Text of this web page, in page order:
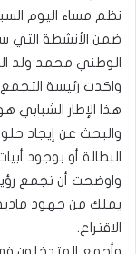
نظم مساء اليوم
ضمن الأنشطة التي
الوطني محمد ولد
واكدت رئيسة
هذا الإطار
والبحث عن إيجاد
البطالة أو بوجود
واوضحت أن تجمع
يملك من جهود
الاقتراع.
وأجمع المتدخلون